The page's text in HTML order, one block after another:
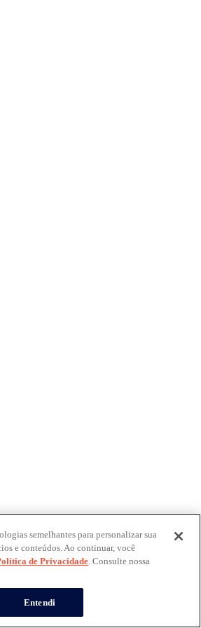
semelhantes para personalizar sua
e conteúdos. Ao continuar, você
de Privacidade. Consulte nossa
Entendi